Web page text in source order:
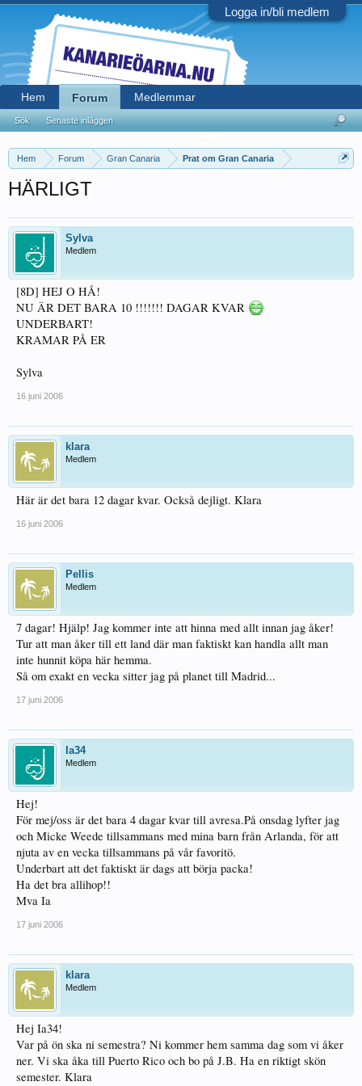
Logga in/bli medlem
Hem Forum Gran Canaria Prat om Gran Canaria
HÄRLIGT
Sylva
Medlem
[8D] HEJ O HÅ!
NU ÄR DET BARA 10 !!!!!!! DAGAR KVAR
UNDERBART!
KRAMAR PÅ ER
Sylva
16 juni 2006
klara
Medlem
Här är det bara 12 dagar kvar. Också dejligt. Klara
16 juni 2006
Pellis
Medlem
7 dagar! Hjälp! Jag kommer inte att hinna med allt innan jag åker!
Tur att man åker till ett land där man faktiskt kan handla allt man
inte hunnit köpa här hemma.
Så om exakt en vecka sitter jag på planet till Madrid...
17 juni 2006
Ia34
Medlem
Hej!
För mej/oss är det bara 4 dagar kvar till avresa.På onsdag lyfter jag
och Micke Weede tillsammans med mina barn från Arlanda, för att
njuta av en vecka tillsammans på vår favoritö.
Underbart att det faktiskt är dags att börja packa!
Ha det bra allihop!!
Mva Ia
17 juni 2006
klara
Medlem
Hej Ia34!
Var på ön ska ni semestra? Ni kommer hem samma dag som vi åker
ner. Vi ska åka till Puerto Rico och bo på J.B. Ha en riktigt skön
semester. Klara
Hem Forum
Sök Senaste inläggen
Medlemmar